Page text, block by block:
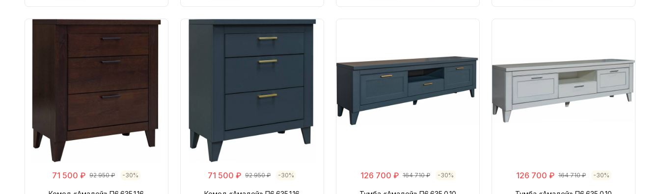
71 500 ₽ 92 950 ₽ -30% 71 500 ₽ 92 950 ₽ -30% 126 700 ₽ 164 710 ₽ -30% 126 700 ₽ 164 710 ₽ -30%